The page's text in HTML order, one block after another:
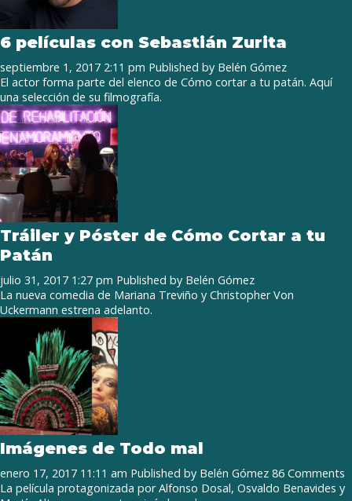
6 películas con Sebastián Zurita
septiembre 1, 2017 2:11 pm Published by Belén Gómez
El actor forma parte del elenco de Cómo cortar a tu patán. Aquí
una selección de su filmografía.
Tráiler y Póster de Cómo Cortar a tu
Patán
julio 31, 2017 1:27 pm Published by Belén Gómez
La nueva comedia de Mariana Treviño y Christopher Von
Uckermann estrena adelanto.
Imágenes de Todo mal
enero 17, 2017 11:11 am Published by Belén Gómez 86 Comments
La película protagonizada por Alfonso Dosal, Osvaldo Benavides y